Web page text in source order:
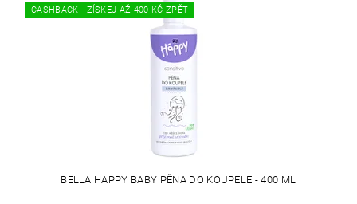
CASHBACK - ZÍSKEJ AŽ 400 KČ ZPĚT
BELLA HAPPY BABY PĚNA DO KOUPELE - 400 ML